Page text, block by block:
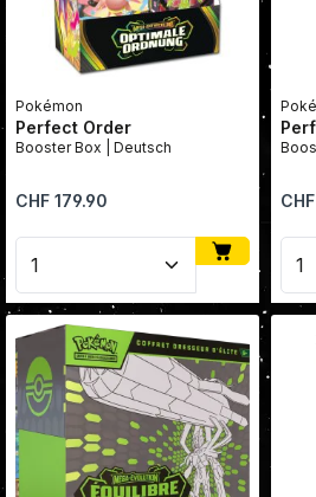
Pokémon
Perfect Order
Booster Box | Deutsch
Regulärer Preis:
CHF 179.90
Produkt Anzahl: Gib den